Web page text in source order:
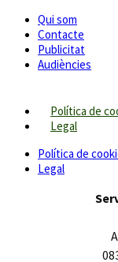
Qui som
Contacte
Publicitat
Audiències
Política de
Legal
Política de
Legal